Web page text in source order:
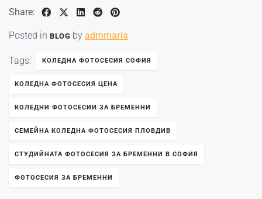
Share:
Posted in BLOG by admmaria
Tags: КОЛЕДНА ФОТОСЕСИЯ СОФИЯ
КОЛЕДНА ФОТОСЕСИЯ ЦЕНА
КОЛЕДНИ ФОТОСЕСИИ ЗА БРЕМЕННИ
СЕМЕЙНА КОЛЕДНА ФОТОСЕСИЯ ПЛОВДИВ
СТУДИЙНАТА ФОТОСЕСИЯ ЗА БРЕМЕННИ В СОФИЯ
ФОТОСЕСИЯ ЗА БРЕМЕННИ